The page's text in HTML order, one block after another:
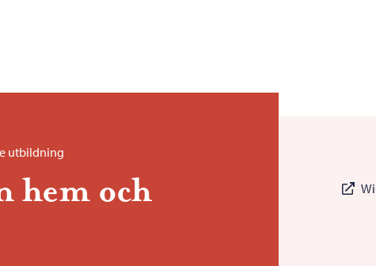
utbildning
hem och